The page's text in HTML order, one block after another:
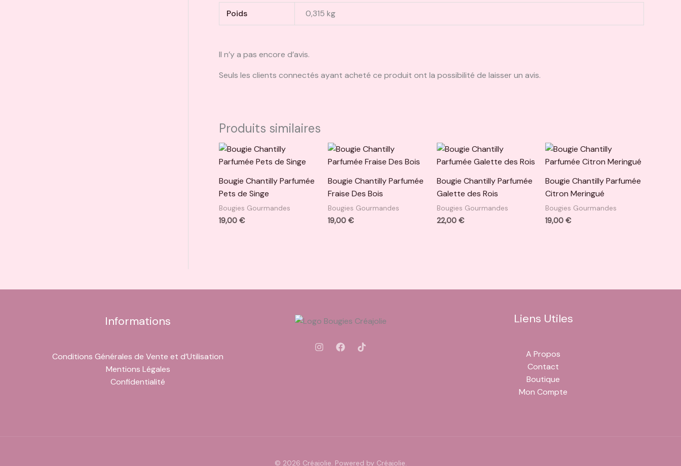
Poids 0,315 kg
Il n’y a pas encore d’avis.
Seuls les clients connectés ayant acheté ce produit ont la possibilité de laisser un avis.
Produits similaires
Bougie Chantilly Parfumée
Pets de Singe
Bougies Gourmandes
19,00 €
Bougie Chantilly Parfumée
Fraise Des Bois
Bougies Gourmandes
19,00 €
Bougie Chantilly Parfumée
Galette des Rois
Bougies Gourmandes
22,00 €
Bougie Chantilly Parfumée
Citron Meringué
Bougies Gourmandes
19,00€
Informations
Conditions Générales de Vente et d’Utilisation
Mentions Légales
Confidentialité
Liens Utiles
A Propos
Contact
Boutique
Mon Compte
© 2026 Créajolie. Powered by Créajolie.